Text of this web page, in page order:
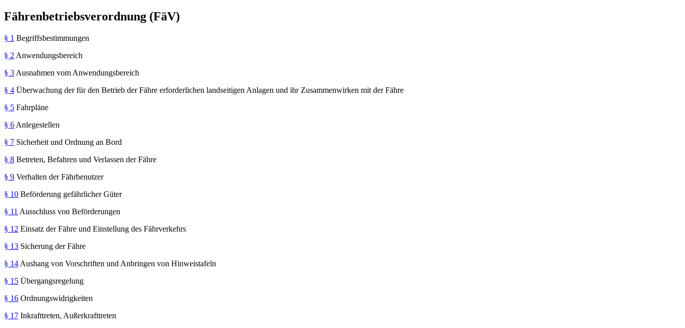
Fährenbetriebsverordnung (FäV)
§ 1 Begriffsbestimmungen
§ 2 Anwendungsbereich
§ 3 Ausnahmen vom Anwendungsbereich
§ 4 Überwachung der für den Betrieb der Fähre erforderlichen landseitigen Anlagen und ihr Zusammenwirken mit der Fähre
§ 5 Fahrpläne
§ 6 Anlegestellen
§ 7 Sicherheit und Ordnung an Bord
§ 8 Betreten, Befahren und Verlassen der Fähre
§ 9 Verhalten der Fährbenutzer
§ 10 Beförderung gefährlicher Güter
§ 11 Ausschluss von Beförderungen
§ 12 Einsatz der Fähre und Einstellung des Fährverkehrs
§ 13 Sicherung der Fähre
§ 14 Aushang von Vorschriften und Anbringen von Hinweistafeln
§ 15 Übergangsregelung
§ 16 Ordnungswidrigkeiten
§ 17 Inkrafttreten, Außerkrafttreten